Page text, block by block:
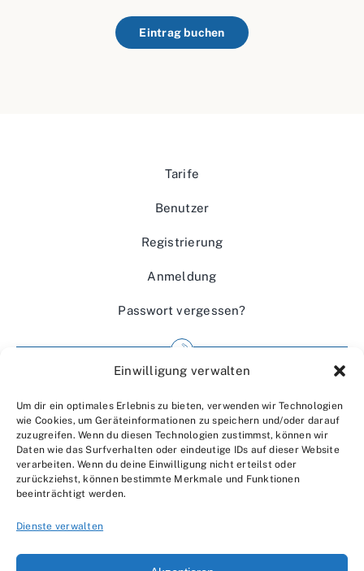
Einwilligung verwalten
Um dir ein optimales Erlebnis zu bieten, verwenden wir Technologien
wie Cookies, um Geräteinformationen zu speichern und/oder darauf
zuzugreifen. Wenn du diesen Technologien zustimmst, können wir
Daten wie das Surfverhalten oder eindeutige IDs auf dieser Website
verarbeiten. Wenn du deine Einwilligung nicht erteilst oder
zurückziehst, können bestimmte Merkmale und Funktionen
beeinträchtigt werden.
Dienste verwalten
Eintrag buchen
Tarife
Benutzer
Registrierung
Anmeldung
Passwort vergessen?
Wir über uns
Kontakt
Datenschutzerklärung